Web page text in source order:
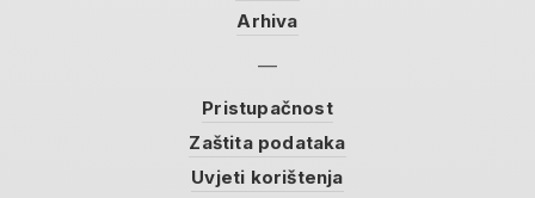
Arhiva
Pristupačnost
Zaštita podataka
Uvjeti korištenja